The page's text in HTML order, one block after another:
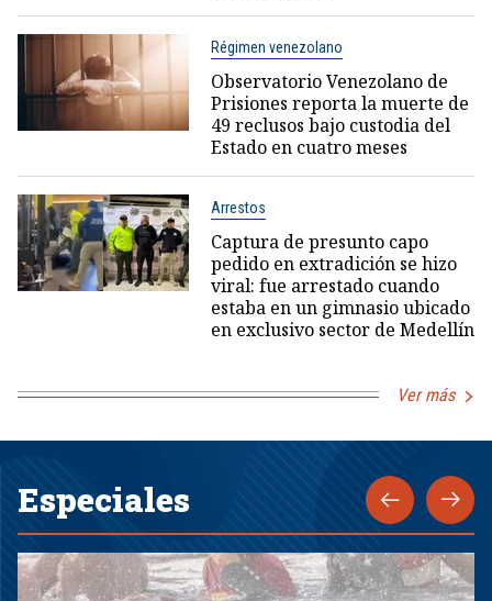
Régimen venezolano
Observatorio Venezolano de
Prisiones reporta la muerte de
49 reclusos bajo custodia del
Estado en cuatro meses
Arrestos
Captura de presunto capo
pedido en extradición se hizo
viral: fue arrestado cuando
estaba en un gimnasio ubicado
en exclusivo sector de Medellín
Ver más
Especiales